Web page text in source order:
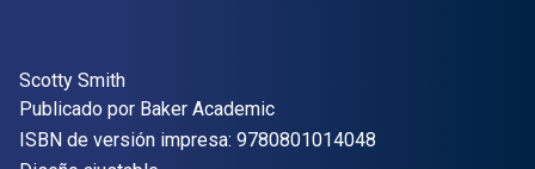
Autor(es)
Scotty Smith
Editor
Publicado por Baker Academic
ISBN de versión impresa: 9780801014048